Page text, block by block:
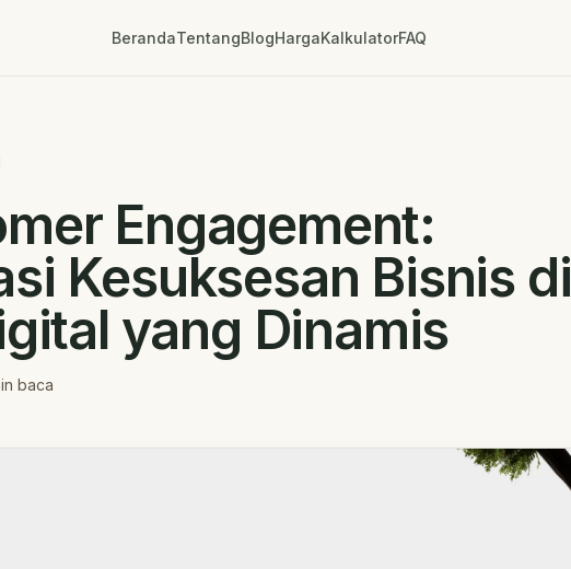
BerandaTentangBlogHargaKalkulatorFAQ
Engagement:
Kesuksesan Bisnis di
yang Dinamis
baca